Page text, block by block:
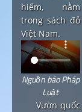
hiếm, nằm
trong sách đỏ
Việt Nam.
Nguồn báo Pháp
Luật
Vườn quốc